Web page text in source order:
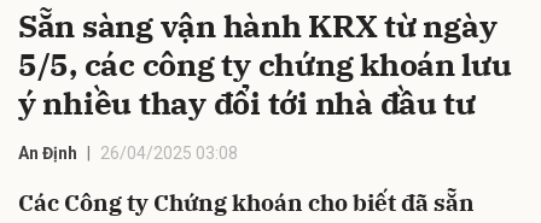
Sẵn sàng vận hành KRX từ ngày
5/5, các công ty chứng khoán lưu
ý nhiều thay đổi tới nhà đầu tư
An Định 26/04/2025 03:08
Các Công ty Chứng khoán cho biết đã sẵn
Hủy